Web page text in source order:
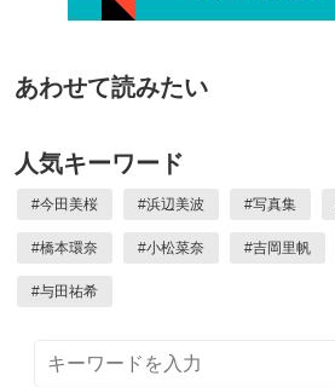
あわせて読みたい
人気キーワード
#今田美桜 #浜辺美波 #写真集
#橋本環奈 #小松菜奈 #吉岡里帆
#与田祐希